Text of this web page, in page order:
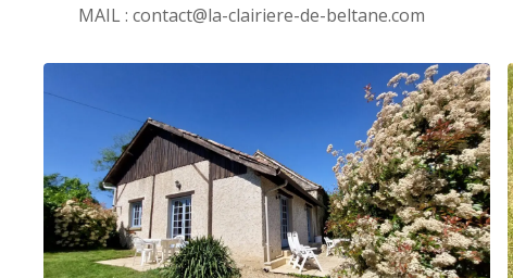
MAIL : contact@la-clairiere-de-beltane.com